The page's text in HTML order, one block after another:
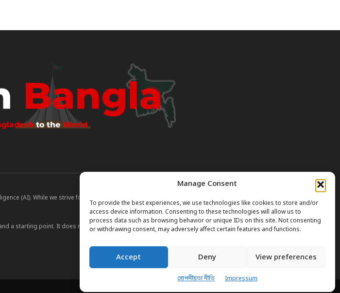
Manage Consent
To provide the best experiences, we use technologies like cookies to store and/or
access device information. Consenting to these technologies will allow us to
process data such as browsing behavior or unique IDs on this site. Not consenting
or withdrawing consent, may adversely affect certain features and functions.
Accept Deny View preferences
গোপনীয়তা নীতি Impressum
(AI). While we strive for accuracy, AI can occasionally produce incorrect or outdated
a starting point. It does not constitute legal or professional advice. Always verify official rules